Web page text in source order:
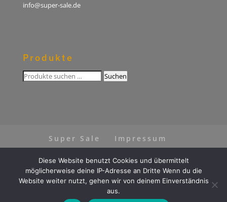
info@super-sale.de
Produkte
Suchen
nach: Suchen
Super Sale
Impressum
Datenschutz
AGB
Vertrag widerrufen
Diese Website benutzt Cookies und übermittelt
möglicherweise deine IP-Adresse an Dritte Wenn du die
Website weiter nutzt, gehen wir von deinem Einverständnis
aus.